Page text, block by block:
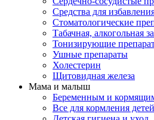
Средства для
Стоматологические
Табачная, алкогольная
Тонизирующие
Ушные препараты
Холестерин
Щитовидная железа
Мама и малыш
Беременным и
Все для кормления детей